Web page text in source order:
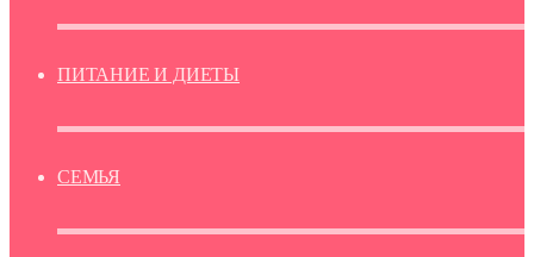
ПИТАНИЕ И ДИЕТЫ
СЕМЬЯ